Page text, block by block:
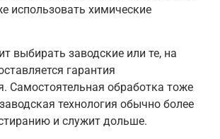
использовать химические
выбирать заводские или те, на
гарантия
Самостоятельная обработка тоже
технология обычно более
и служит дольше.